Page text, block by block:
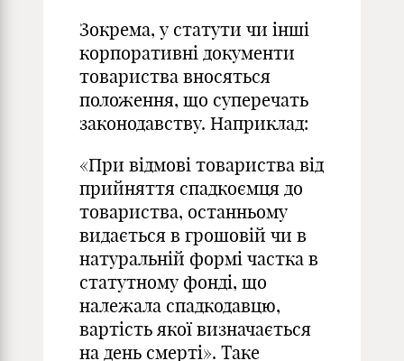
Зокрема, у статути чи інші
корпоративні документи
товариства вносяться
положення, що суперечать
законодавству. Наприклад:
«При відмові товариства від
прийняття спадкоємця до
товариства, останньому
видається в грошовій чи в
натуральній формі частка в
статутному фонді, що
належала спадкодавцю,
вартість якої визначається
на день смерті». Таке